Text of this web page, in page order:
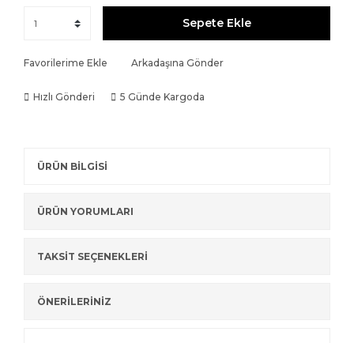
Sepete Ekle
Favorilerime Ekle Arkadaşına Gönder
Hızlı Gönderi 5 Günde Kargoda
ÜRÜN BİLGİSİ
ÜRÜN YORUMLARI
TAKSİT SEÇENEKLERİ
ÖNERİLERİNİZ